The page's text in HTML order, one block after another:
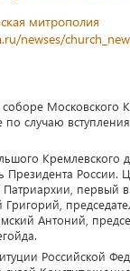
митрополия
newses/
случаю
Президента
первый
Антоний,
Российской